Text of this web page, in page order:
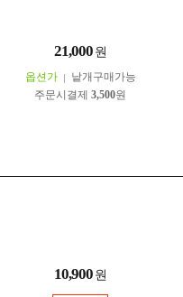
21,000 원
옵션가
낱개구매가능
주문시결제 3,500원
10,900 원